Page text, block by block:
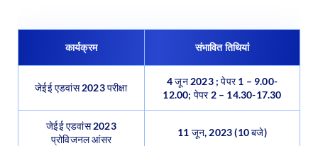
कार्यक्रम संभावित तिथियांं
जेईई एडवांस 2023 परीक्षा
4 जून 2023 ; पेपर 1 – 9.00-
12.00; पेपर 2 – 14.30-17.30
जेईई एडवांस 2023
प्रोविजनल आंसर
11 जून, 2023 (10 बजे)